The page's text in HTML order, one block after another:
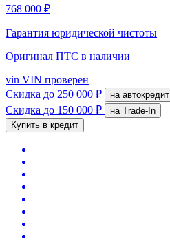
768 000 ₽
Гарантия юридической чистоты
Оригинал ПТС в наличии
vin VIN проверен
Скидка до 250 000 ₽ на автокредит
Скидка до 150 000 ₽
на Trade-In
Купить в кредит